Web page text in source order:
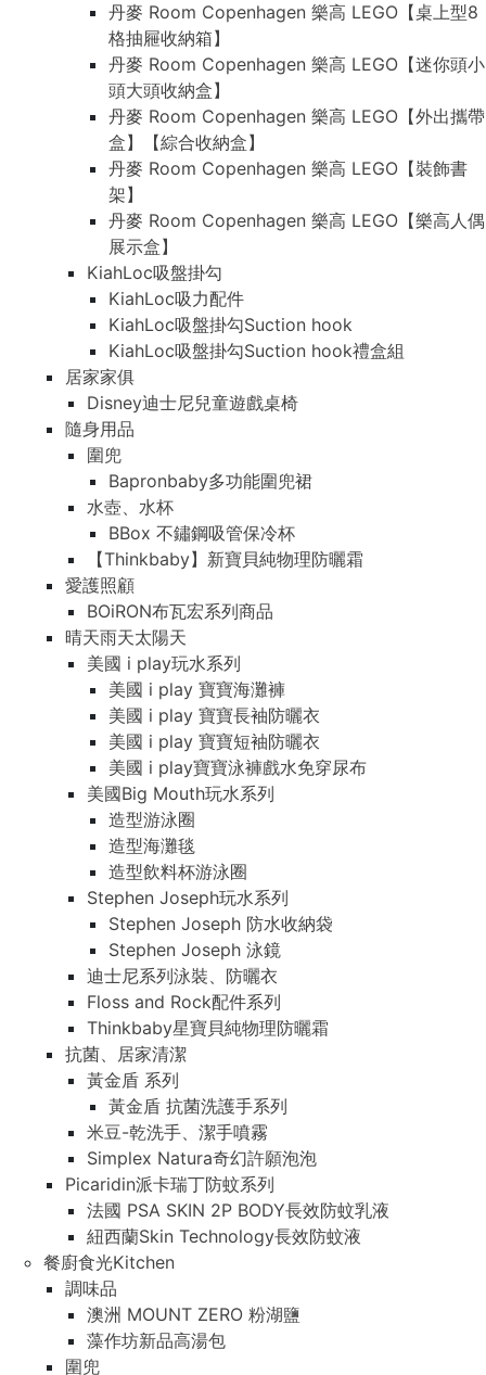
丹麥 Room Copenhagen 樂高 LEGO【桌上型8
格抽屜收納箱】
丹麥 Room Copenhagen 樂高 LEGO【迷你頭小
頭大頭收納盒】
丹麥 Room Copenhagen 樂高 LEGO【外出攜帶
盒】【綜合收納盒】
丹麥 Room Copenhagen 樂高 LEGO【裝飾書
架】
丹麥 Room Copenhagen 樂高 LEGO【樂高人偶
展示盒】
KiahLoc吸盤掛勾
KiahLoc吸力配件
KiahLoc吸盤掛勾Suction hook
KiahLoc吸盤掛勾Suction hook禮盒組
居家家俱
Disney迪士尼兒童遊戲桌椅
隨身用品
圍兜
Bapronbaby多功能圍兜裙
水壺、水杯
BBox 不鏽鋼吸管保冷杯
【Thinkbaby】新寶貝純物理防曬霜
愛護照顧
BOiRON布瓦宏系列商品
晴天雨天太陽天
美國 i play玩水系列
美國 i play 寶寶海灘褲
美國 i play 寶寶長袖防曬衣
美國 i play 寶寶短袖防曬衣
美國 i play寶寶泳褲戲水免穿尿布
美國Big Mouth玩水系列
造型游泳圈
造型海灘毯
造型飲料杯游泳圈
Stephen Joseph玩水系列
Stephen Joseph 防水收納袋
Stephen Joseph 泳鏡
迪士尼系列泳裝、防曬衣
Floss and Rock配件系列
Thinkbaby星寶貝純物理防曬霜
抗菌、居家清潔
黃金盾 系列
黃金盾 抗菌洗護手系列
米豆-乾洗手、潔手噴霧
Simplex Natura奇幻許願泡泡
Picaridin派卡瑞丁防蚊系列
法國 PSA SKIN 2P BODY長效防蚊乳液
紐西蘭Skin Technology長效防蚊液
餐廚食光Kitchen
調味品
澳洲 MOUNT ZERO 粉湖鹽
藻作坊新品高湯包
圍兜